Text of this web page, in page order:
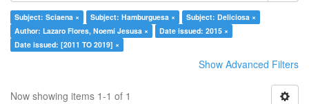
Subject: Sciaena × Subject: Hamburguesa ×
Subject: Deliciosa ×
Author: Lazaro Flores, Noemí Jesusa ×
Date issued: 2015 ×
Date issued: [2011 TO 2019] ×
Show Advanced Filters
Now showing items 1-1 of 1